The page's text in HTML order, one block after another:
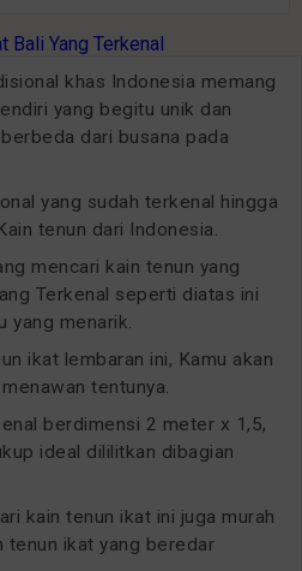
khas Indonesia memang
yang begitu unik dan
dari busana pada
yang sudah terkenal hingga
tenun dari Indonesia.
mencari kain tenun yang
Terkenal seperti diatas ini
yang menarik.
ikat lembaran ini, Kamu akan
tentunya.
berdimensi 2 meter x 1,5,
ideal dililitkan dibagian
kain tenun ikat ini juga murah
tenun ikat yang beredar